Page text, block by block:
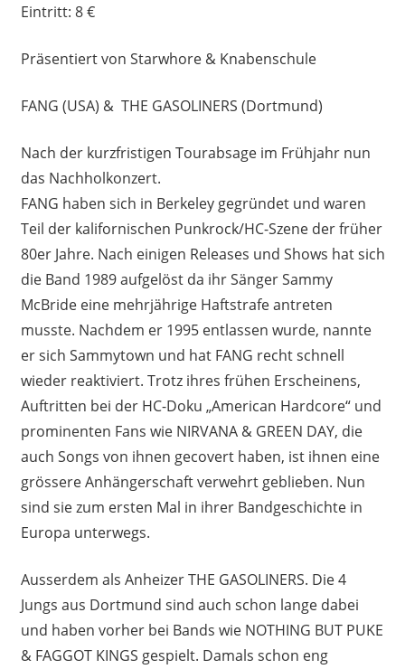
Eintritt: 8 €
Präsentiert von Starwhore & Knabenschule
FANG (USA) & THE GASOLINERS (Dortmund)
Nach der kurzfristigen Tourabsage im Frühjahr nun
das Nachholkonzert.
FANG haben sich in Berkeley gegründet und waren
Teil der kalifornischen Punkrock/HC-Szene der früher
80er Jahre. Nach einigen Releases und Shows hat sich
die Band 1989 aufgelöst da ihr Sänger Sammy
McBride eine mehrjährige Haftstrafe antreten
musste. Nachdem er 1995 entlassen wurde, nannte
er sich Sammytown und hat FANG recht schnell
wieder reaktiviert. Trotz ihres frühen Erscheinens,
Auftritten bei der HC-Doku „American Hardcore“ und
prominenten Fans wie NIRVANA & GREEN DAY, die
auch Songs von ihnen gecovert haben, ist ihnen eine
grössere Anhängerschaft verwehrt geblieben. Nun
sind sie zum ersten Mal in ihrer Bandgeschichte in
Europa unterwegs.
Ausserdem als Anheizer THE GASOLINERS. Die 4
Jungs aus Dortmund sind auch schon lange dabei
und haben vorher bei Bands wie NOTHING BUT PUKE
& FAGGOT KINGS gespielt. Damals schon eng